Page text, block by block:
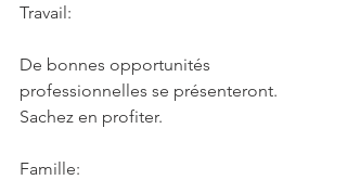
Travail:
De bonnes opportunités
professionnelles se présenteront.
Sachez en profiter.
Famille: